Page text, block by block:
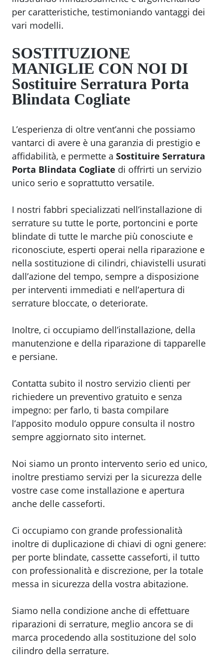
per caratteristiche, testimoniando vantaggi dei
vari modelli.
SOSTITUZIONE
MANIGLIE CON NOI DI
Sostituire Serratura Porta
Blindata Cogliate
L’esperienza di oltre vent’anni che possiamo
vantarci di avere è una garanzia di prestigio e
affidabilità, e permette a Sostituire Serratura
Porta Blindata Cogliate di offrirti un servizio
unico serio e soprattutto versatile.
I nostri fabbri specializzati nell’installazione di
serrature su tutte le porte, portoncini e porte
blindate di tutte le marche più conosciute e
riconosciute, esperti operai nella riparazione e
nella sostituzione di cilindri, chiavistelli usurati
dall’azione del tempo, sempre a disposizione
per interventi immediati e nell’apertura di
serrature bloccate, o deteriorate.
Inoltre, ci occupiamo dell’installazione, della
manutenzione e della riparazione di tapparelle
e persiane.
Contatta subito il nostro servizio clienti per
richiedere un preventivo gratuito e senza
impegno: per farlo, ti basta compilare
l’apposito modulo oppure consulta il nostro
sempre aggiornato sito internet.
Noi siamo un pronto intervento serio ed unico,
inoltre prestiamo servizi per la sicurezza delle
vostre case come installazione e apertura
anche delle casseforti.
Ci occupiamo con grande professionalità
inoltre di duplicazione di chiavi di ogni genere:
per porte blindate, cassette casseforti, il tutto
con professionalità e discrezione, per la totale
messa in sicurezza della vostra abitazione.
Siamo nella condizione anche di effettuare
riparazioni di serrature, meglio ancora se di
marca procedendo alla sostituzione del solo
cilindro della serrature.